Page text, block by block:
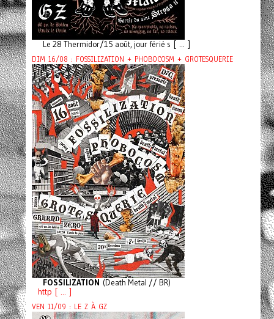
Le 28 Thermidor/15 août, jour férié s [ ... ]
DIM 16/08 : FOSSILIZATION + PHOBOCOSM + GROTESQUERIE
FOSSILIZATION (Death Metal // BR)
http [ ... ]
VEN 11/09 : LE Z À GZ